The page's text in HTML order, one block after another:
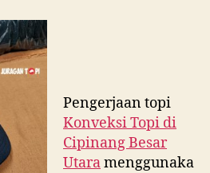
Pengerjaan topi
Konveksi Topi di
Cipinang Besar
Utaramenggunaka